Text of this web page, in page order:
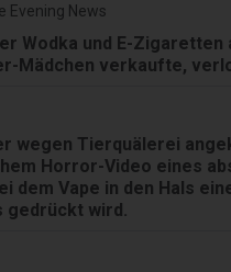
Evening News
Wodka und E-Zigaretten
Mädchen verkaufte,
wegen Tierquälerei
Horror-Video eines
dem Vape in den Hals
gedrückt wird.